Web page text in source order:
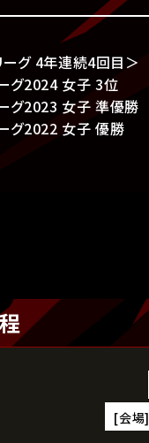
ーグ 4年連続4回目＞
グ2024 女子 3位
グ2023 女子 準優勝
グ2022 女子 優勝
[会場]